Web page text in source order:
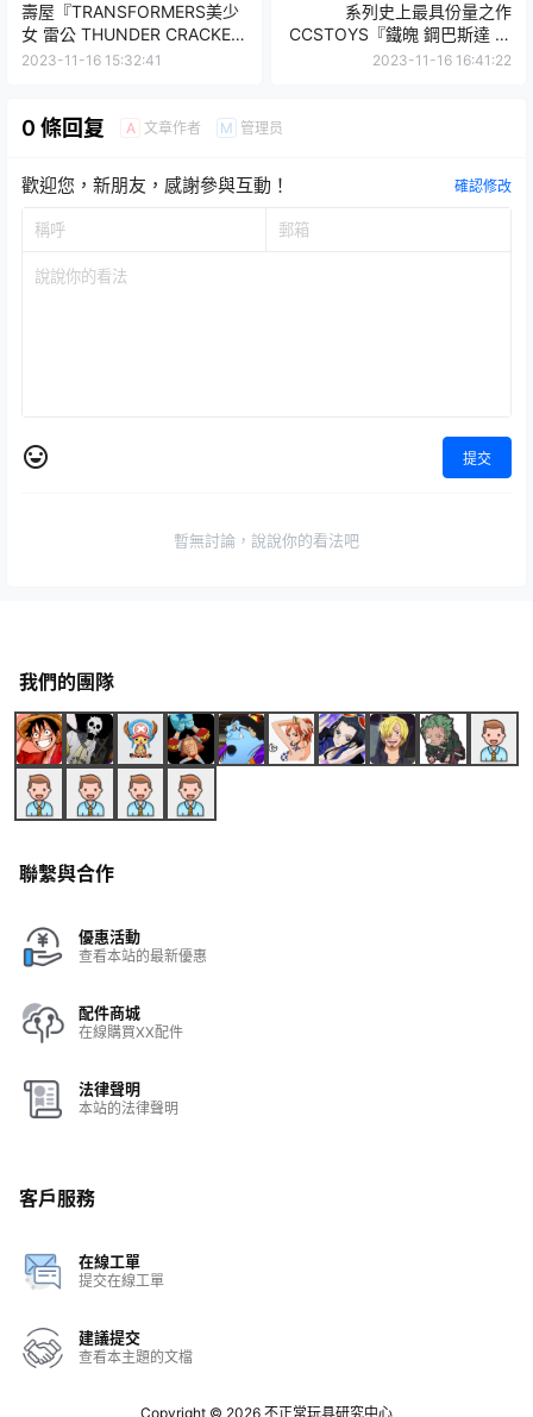
壽屋『TRANSFORMERS美少
女 雷公 THUNDER CRACKER
限定版』1/7比例模型 壞壞表
2023-11-16 15:32:41
系列史上最具份量之作
CCSTOYS『鐵魄 鋼巴斯達 合
金可動模型』開發中原型公
2023-11-16 16:41:22
0 條回复 A 文章作者 M 管理员
歡迎您，新朋友，感謝參與互動！ 確認修改
提交
暫無討論，說說你的看法吧
我們的團隊
聯繫與合作
優惠活動
查看本站的最新優惠
配件商城
在線購買XX配件
法律聲明
本站的法律聲明
客戶服務
在線工單
提交在線工單
建議提交
查看本主題的文檔
Copyright © 2026 不正常玩具研究中心